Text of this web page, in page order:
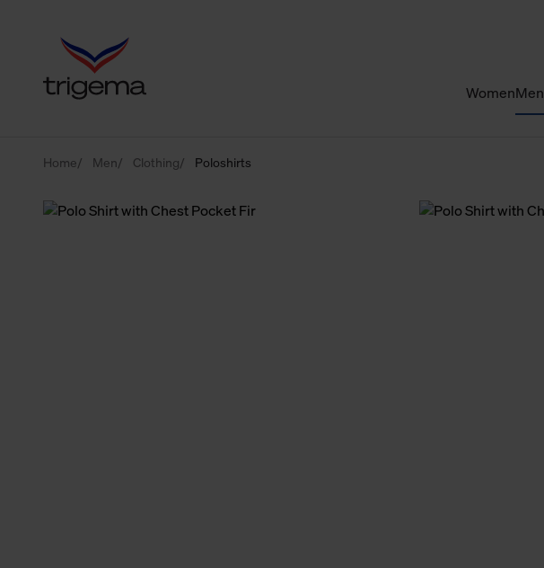
WomenMen
Home Men Clothing Poloshirts